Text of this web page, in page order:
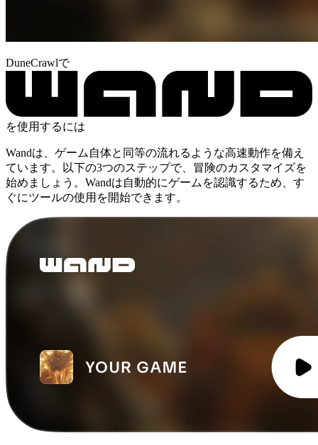
DuneCrawlで
を使用するには
Wandは、ゲーム自体と同等の流れるような高速動作を備え
ています。以下の3つのステップで、冒険のカスタマイズを
始めましょう。Wandは自動的にゲームを認識するため、す
ぐにツールの使用を開始できます。